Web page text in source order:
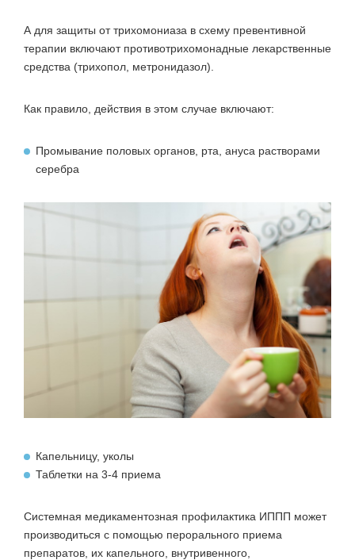
А для защиты от трихомониаза в схему превентивной
терапии включают противотрихомонадные лекарственные
средства (трихопол, метронидазол).
Как правило, действия в этом случае включают:
Промывание половых органов, рта, ануса растворами
серебра
Капельницу, уколы
Таблетки на 3-4 приема
Системная медикаментозная профилактика ИППП может
производиться с помощью перорального приема
препаратов, их капельного, внутривенного,